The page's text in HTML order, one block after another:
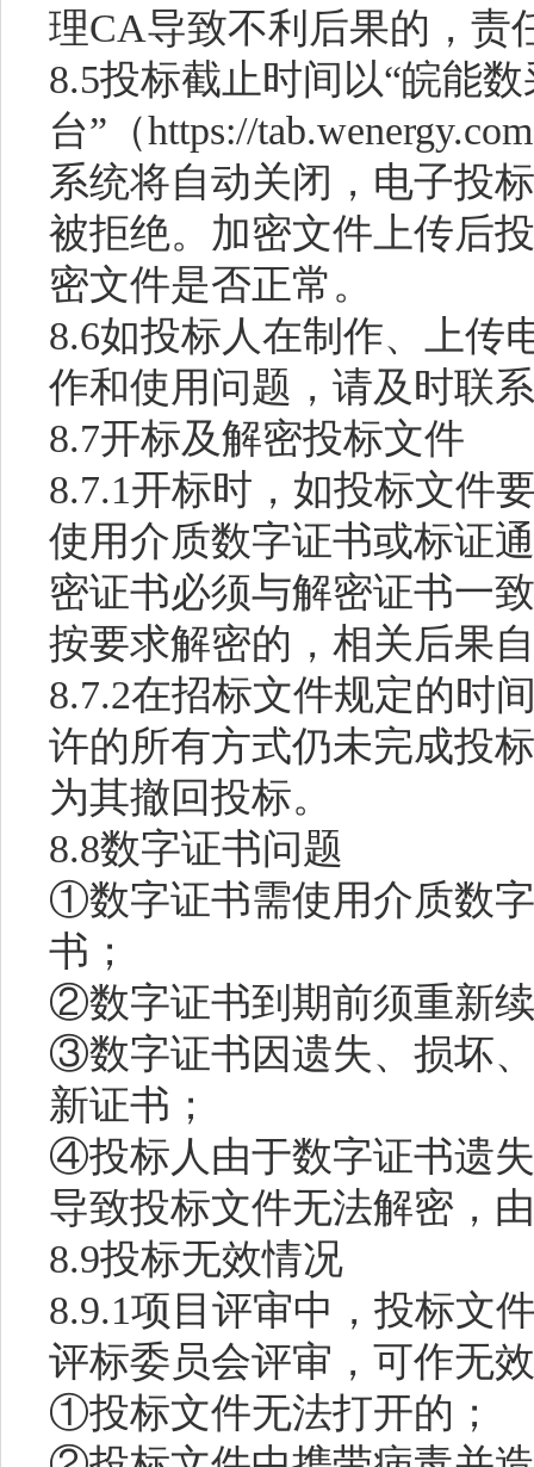
理CA导致不利后果的，责
8.5投标截止时间以“皖能
台”（https://
系统将自动关闭，电子投
被拒绝。 加密文件上传后
密文件是否正常。
8.6如投标人在制作、上传
作和使用问题，请及时联
8.7开标及解密投标文件
8.7.1开标时，如投标文件
使用介质数字证书或标证
密证书必须与解密证书一
按要求解密的，相关后果
8.7.2在招标文件规定的时
许的所有方式仍未完成投
为其撤回投标。
8.8数字证书问题
①数字证书需使用介质数
书；
②数字证书到期前须重新
③数字证书因遗失、损坏
新证书；
④投标人由于数字证书遗
导致投标文件无法解密，
8.9投标无效情况
8.9.1项目评审中，投标文
评标委员会评审，可作无
①投标文件无法打开的；